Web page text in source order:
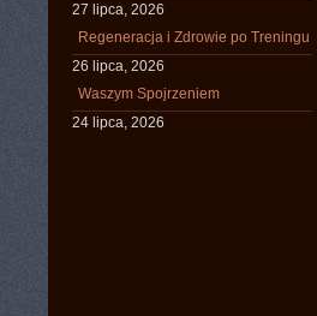
27 lipca, 2026
Regeneracja i Zdrowie po Treningu
26 lipca, 2026
Waszym Spojrzeniem
24 lipca, 2026